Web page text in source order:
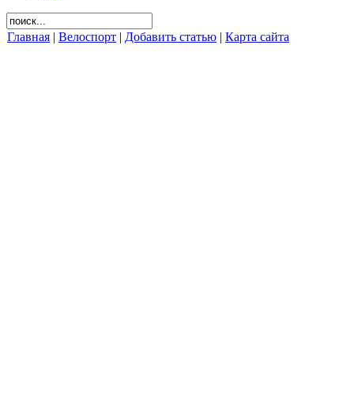
Главная | Велоспорт | Добавить статью | Карта сайта